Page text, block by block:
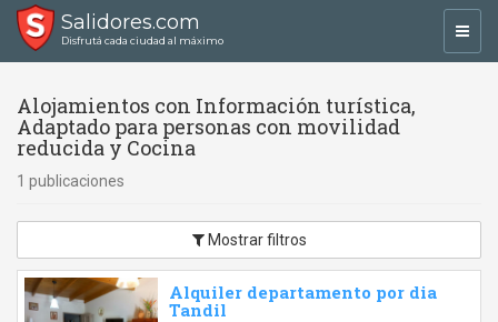
Salidores.com
Disfrutá cada ciudad al máximo
Alojamientos con Información turística,
Adaptado para personas con movilidad
reducida y Cocina
1 publicaciones
Mostrar filtros
Alquiler departamento por dia
Tandil